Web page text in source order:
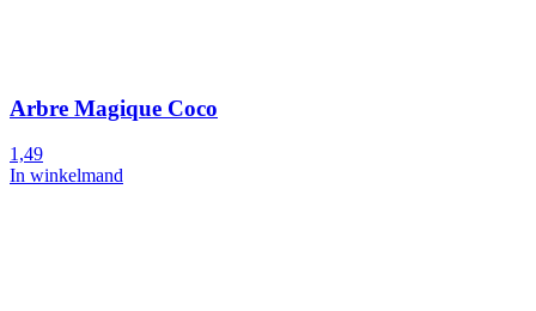
Arbre Magique Coco
1,49
In winkelmand